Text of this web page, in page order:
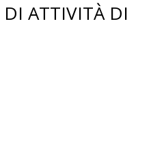
ATTIVITÀ DI